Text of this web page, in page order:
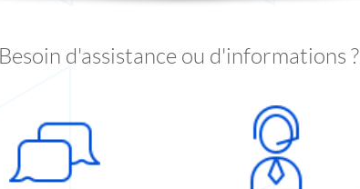
Besoin d'assistance ou d'informations ?